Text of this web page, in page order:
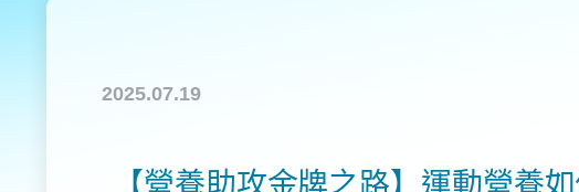
2025.07.19
【營養助攻金牌之路】運動營養